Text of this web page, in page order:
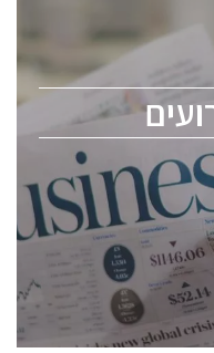
כולל מהנדסים,
ChipEx2026 will be
conference is
semiconductor
professional